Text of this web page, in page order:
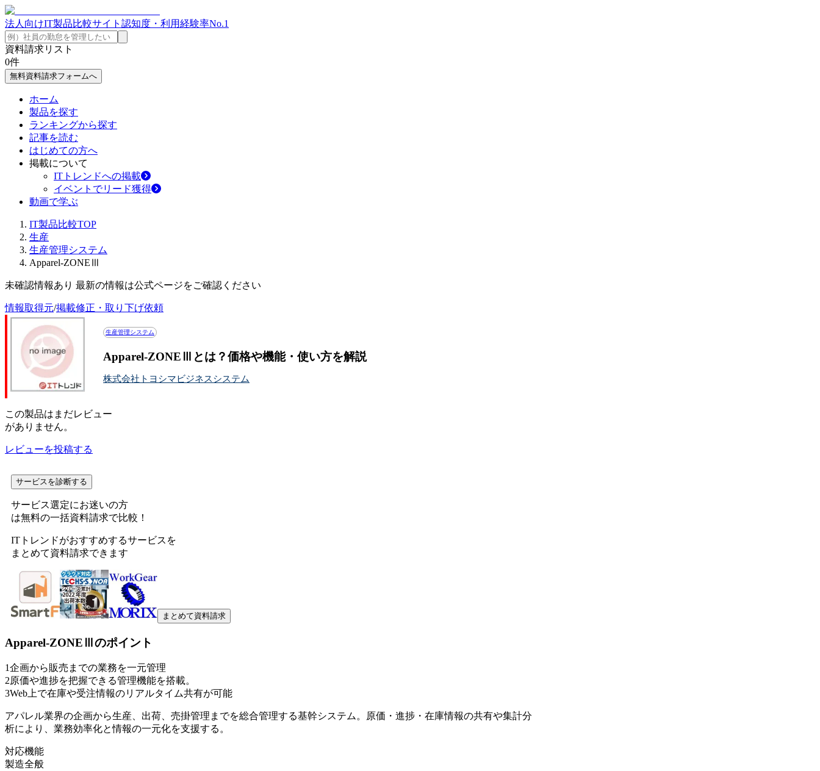
法人向けIT製品比較サイト 認知度・利用経験率No.1
資料請求リスト
0件
無料資料請求フォームへ
ホーム
製品を探す
ランキングから探す
記事を読む
はじめての方へ
掲載について
ITトレンドへの掲載
イベントでリード獲得
動画で学ぶ
IT製品比較TOP
生産
生産管理システム
Apparel-ZONEⅢ
未確認情報あり 最新の情報は公式ページをご確認ください
情報取得元/掲載修正・取り下げ依頼
生産管理システム
Apparel-ZONEⅢとは？価格や機能・使い方を解説
株式会社トヨシマビジネスシステム
この製品はまだレビュー
がありません。
レビューを投稿する
サービスを診断する
サービス選定にお迷いの方
は無料の一括資料請求で比較！
ITトレンドがおすすめするサービスを
まとめて資料請求できます
まとめて資料請求
Apparel-ZONEⅢのポイント
1企画から販売までの業務を一元管理
2原価や進捗を把握できる管理機能を搭載。
3Web上で在庫や受注情報のリアルタイム共有が可能
アパレル業界の企画から生産、出荷、売掛管理までを総合管理する基幹システム。原価・進捗・在庫情報の共有や集計分
析により、業務効率化と情報の一元化を支援する。
対応機能
製造全般